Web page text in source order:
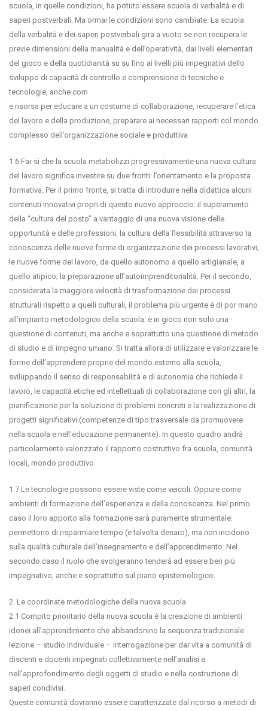
scuola, in quelle condizioni, ha potuto essere scuola di verbalità e di
saperi postverbali. Ma ormai le condizioni sono cambiate. La scuola
della verbalità e dei saperi postverbali gira a vuoto se non recupera le
previe dimensioni della manualità e dell’operatività, dai livelli elementari
del gioco e della quotidianità su su fino ai livelli più impegnativi dello
sviluppo di capacità di controllo e comprensione di tecniche e
tecnologie, anche com
e risorsa per educare a un costume di collaborazione, recuperare l’etica
del lavoro e della produzione, preparare ai necessari rapporti col mondo
complesso dell’organizzazione sociale e produttiva
1.6 Far sì che la scuola metabolizzi progressivamente una nuova cultura
del lavoro significa investire su due fronti: l’orientamento e la proposta
formativa. Per il primo fronte, si tratta di introdurre nella didattica alcuni
contenuti innovativi propri di questo nuovo approccio: il superamento
della “cultura del posto” a vantaggio di una nuova visione delle
opportunità e delle professioni; la cultura della flessibilità attraverso la
conoscenza delle nuove forme di organizzazione dei processi lavorativi;
le nuove forme del lavoro, da quello autonomo a quello artigianale, a
quello atipico; la preparazione all’autoimprenditorialità. Per il secondo,
considerata la maggiore velocità di trasformazione dei processi
strutturali rispetto a quelli culturali, il problema più urgente è di por mano
all’impianto metodologico della scuola: è in gioco non solo una
questione di contenuti, ma anche e soprattutto una questione di metodo
di studio e di impegno umano. Si tratta allora di utilizzare e valorizzare le
forme dell’apprendere proprie del mondo esterno alla scuola,
sviluppando il senso di responsabilità e di autonomia che richiede il
lavoro, le capacità etiche ed intellettuali di collaborazione con gli altri, la
pianificazione per la soluzione di problemi concreti e la realizzazione di
progetti significativi (competenze di tipo trasversale da promuovere
nella scuola e nell’educazione permanente). In questo quadro andrà
particolarmente valorizzato il rapporto costruttivo fra scuola, comunità
locali, mondo produttivo.
1.7 Le tecnologie possono essere viste come veicoli. Oppure come
ambienti di formazione dell’esperienza e della conoscenza. Nel primo
caso il loro apporto alla formazione sarà puramente strumentale:
permettono di risparmiare tempo (e talvolta denaro), ma non incidono
sulla qualità culturale dell’insegnamento e dell’apprendimento. Nel
secondo caso il ruolo che svolgeranno tenderà ad essere ben più
impegnativo, anche e soprattutto sul piano epistemologico.
2. Le coordinate metodologiche della nuova scuola
2.1 Compito prioritario della nuova scuola è la creazione di ambienti
idonei all’apprendimento che abbandonino la sequenza tradizionale
lezione – studio individuale – interrogazione per dar vita a comunità di
discenti e docenti impegnati collettivamente nell’analisi e
nell’approfondimento degli oggetti di studio e nella costruzione di
saperi condivisi.
Queste comunità dovranno essere caratterizzate dal ricorso a metodi di